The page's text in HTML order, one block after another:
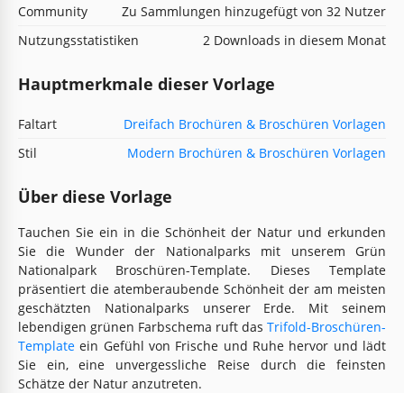
Community
Zu Sammlungen hinzugefügt von 32 Nutzer
Nutzungsstatistiken
2 Downloads in diesem Monat
Hauptmerkmale dieser Vorlage
Faltart
Dreifach Brochüren & Broschüren Vorlagen
Stil
Modern Brochüren & Broschüren Vorlagen
Über diese Vorlage
Tauchen Sie ein in die Schönheit der Natur und erkunden
Sie die Wunder der Nationalparks mit unserem Grün
Nationalpark Broschüren-Template. Dieses Template
präsentiert die atemberaubende Schönheit der am meisten
geschätzten Nationalparks unserer Erde. Mit seinem
lebendigen grünen Farbschema ruft das Trifold-Broschüren-
Template ein Gefühl von Frische und Ruhe hervor und lädt
Sie ein, eine unvergessliche Reise durch die feinsten
Schätze der Natur anzutreten.